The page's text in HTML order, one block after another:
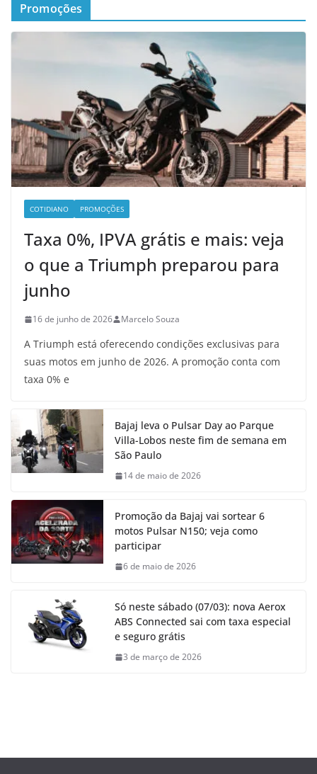
Promoções
COTIDIANO PROMOÇÕES
Taxa 0%, IPVA grátis e mais: veja
o que a Triumph preparou para
junho
16 de junho de 2026 Marcelo Souza
A Triumph está oferecendo condições exclusivas para
suas motos em junho de 2026. A promoção conta com
taxa 0% e
Bajaj leva o Pulsar Day ao Parque
Villa-Lobos neste fim de semana em
São Paulo
14 de maio de 2026
Promoção da Bajaj vai sortear 6
motos Pulsar N150; veja como
participar
6 de maio de 2026
Só neste sábado (07/03): nova Aerox
ABS Connected sai com taxa especial
e seguro grátis
3 de março de 2026